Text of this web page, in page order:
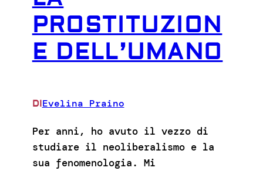
PROSTITUZION
E DELL’UMANO
DIEvelina Praino
Per anni, ho avuto il vezzo di
studiare il neoliberalismo e la
sua fenomenologia. Mi